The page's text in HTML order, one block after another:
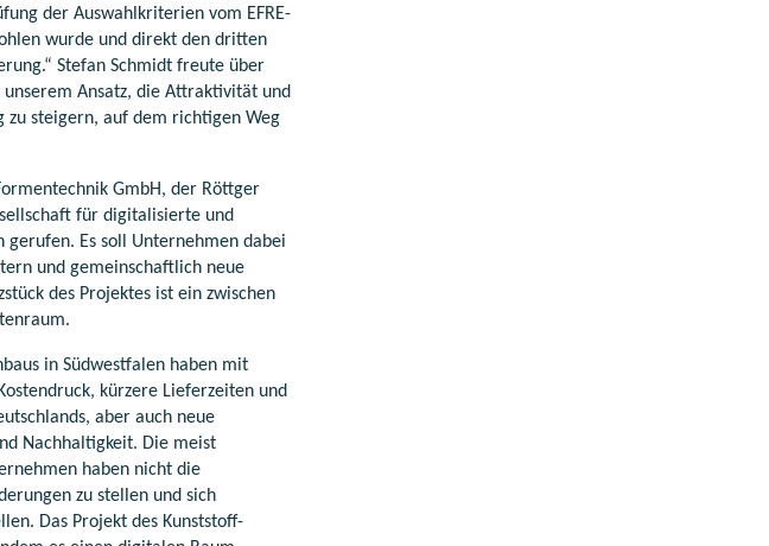
der Auswahlkriterien vom EFRE-
wurde und direkt den dritten
Stefan Schmidt freute über
Ansatz, die Attraktivität und
steigern, auf dem richtigen Weg
GmbH, der Röttger
für digitalisierte und
gerufen. Es soll Unternehmen dabei
und gemeinschaftlich neue
des Projektes ist ein zwischen
in Südwestfalen haben mit
kürzere Lieferzeiten und
aber auch neue
Nachhaltigkeit. Die meist
haben nicht die
zu stellen und sich
Das Projekt des Kunststoff-